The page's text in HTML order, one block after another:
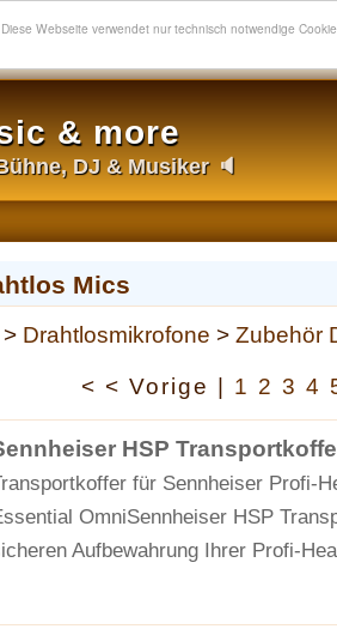
Diese Webseite verwendet nur technisch notwendige
& more
DJ & Musiker 🔈
Mics
> Drahtlosmikrofone > Zubehör
< < Vorige | 1 2 3 4
HSP
für Sennheiser Profi-
OmniSennheiser HSP
Aufbewahrung Ihrer Profi-